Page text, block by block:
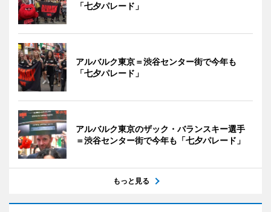
「七夕パレード」
アルバルク東京＝渋谷センター街で今年も
「七夕パレード」
アルバルク東京のザック・バランスキー選手
＝渋谷センター街で今年も「七夕パレード」
もっと見る